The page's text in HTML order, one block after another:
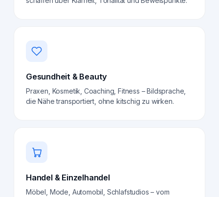
Gesundheit & Beauty
Praxen, Kosmetik, Coaching, Fitness – Bildsprache,
die Nähe transportiert, ohne kitschig zu wirken.
Handel & Einzelhandel
Möbel, Mode, Automobil, Schlafstudios – vom